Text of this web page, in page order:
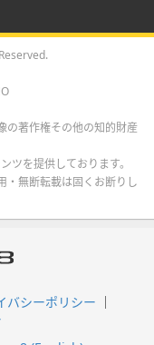
の著作権その他の知的財産
ツを提供しております。
・無断転載は固くお断りし
バシーポリシー